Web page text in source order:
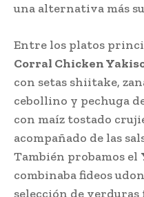
una alternativa más
Entre los platos
Corral Chicken
con setas shiitake,
cebollino y pechuga
con maíz tostado
acompañado de las
También probamos el
combinaba fideos
selección de verduras